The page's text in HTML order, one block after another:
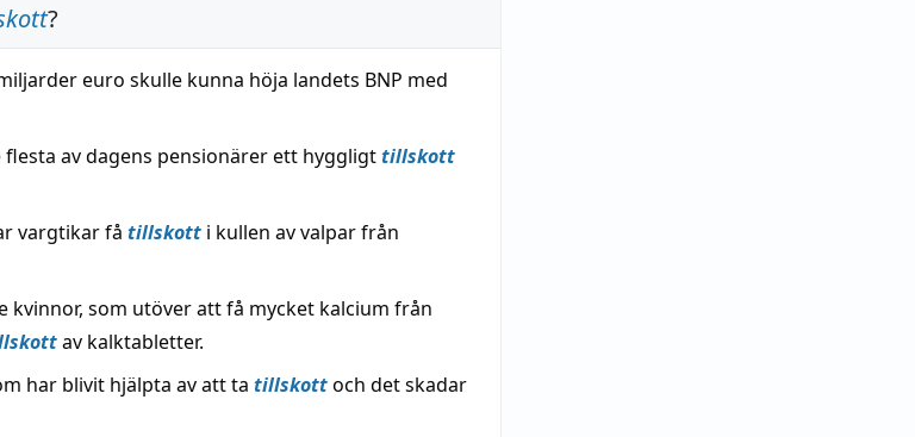
?
euro skulle kunna höja landets BNP med
av dagens pensionärer ett hyggligttillskott
vargtikar få tillskott i kullen av valpar från
kvinnor, som utöver att få mycket kalcium från
av kalktabletter.
har blivit hjälpta av att ta tillskottoch det skadar